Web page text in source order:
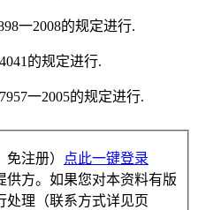
一2008的规定进行.
的规定进行.
一2005的规定进行.
注册）
点此一键登录
方。如果您对本资料有版
处理（联系方式详见页